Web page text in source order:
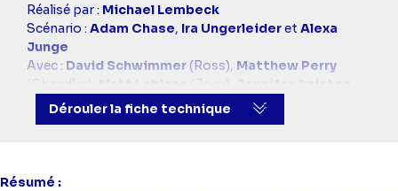
Casting
simba
Réalisé par : Michael Lembeck
Scénario : Adam Chase, Ira Ungerleideret Alexa
Junge
Avec : David Schwimmer (Ross), Matthew Perry
(Chandler),
(Joey),
(Rachel),
Courteney Cox (Monica),
Lisa Kudrow
Dérouler la fiche technique
Résumé